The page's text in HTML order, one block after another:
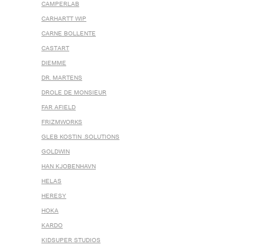
CAMPERLAB
CARHARTT WIP
CARNE BOLLENTE
CASTART
DIEMME
DR. MARTENS
DROLE DE MONSIEUR
FAR AFIELD
FRIZMWORKS
GLEB KOSTIN .SOLUTIONS
GOLDWIN
HAN KJOBENHAVN
HELAS
HERESY
HOKA
KARDO
KIDSUPER STUDIOS